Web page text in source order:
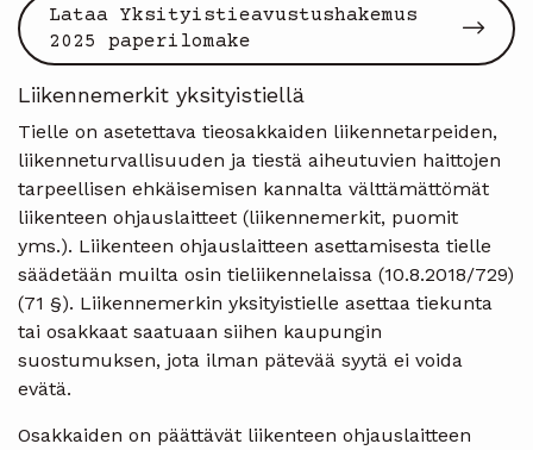
Lataa Yksityistieavustushakemus
2025 paperilomake
Liikennemerkit yksityistiellä
Tielle on asetettava tieosakkaiden liikennetarpeiden,
liikenneturvallisuuden ja tiestä aiheutuvien haittojen
tarpeellisen ehkäisemisen kannalta välttämättömät
liikenteen ohjauslaitteet (liikennemerkit, puomit
yms.). Liikenteen ohjauslaitteen asettamisesta tielle
säädetään muilta osin tieliikennelaissa (10.8.2018/729)
(71 §). Liikennemerkin yksityistielle asettaa tiekunta
tai osakkaat saatuaan siihen kaupungin
suostumuksen, jota ilman pätevää syytä ei voida
evätä.
Osakkaiden on päättävät liikenteen ohjauslaitteen